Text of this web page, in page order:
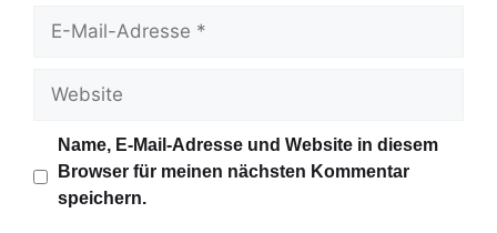
-
i
Name, E-Mail-Adresse und Website in diesem
Browser für meinen nächsten Kommentar
speichern.